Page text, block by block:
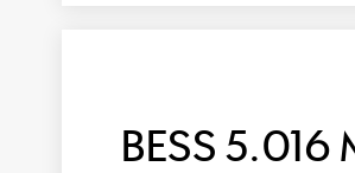
BESS 5.016